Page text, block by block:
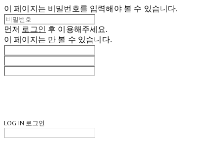
이 페이지는 비밀번호를 입력해야 볼 수 있습니다.
먼저 로그인 후 이용해주세요.
이 페이지는 만 볼 수 있습니다.
LOG IN 로그인